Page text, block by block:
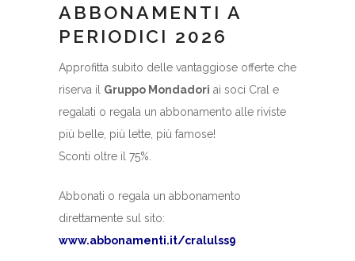
ABBONAMENTI A
PERIODICI 2026
Approfitta subito delle vantaggiose offerte che
riserva il Gruppo Mondadori ai soci Cral e
regalati o regala un abbonamento alle riviste
più belle, più lette, più famose!
Sconti oltre il 75%.
Abbonati o regala un abbonamento
direttamente sul sito:
www.abbonamenti.it/cralulss9